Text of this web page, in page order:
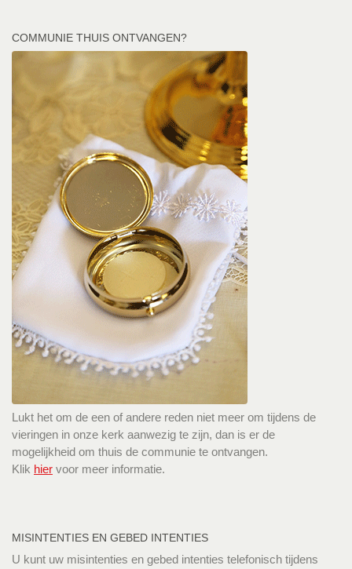
COMMUNIE THUIS ONTVANGEN?
Lukt het om de een of andere reden niet meer om tijdens de
vieringen in onze kerk aanwezig te zijn, dan is er de
mogelijkheid om thuis de communie te ontvangen.
Klik hier voor meer informatie.
MISINTENTIES EN GEBED INTENTIES
U kunt uw misintenties en gebed intenties telefonisch tijdens